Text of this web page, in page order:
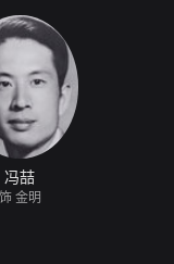
程。
冯喆
饰 金明